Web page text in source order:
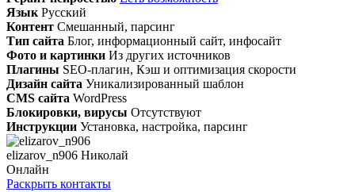
Язык Русский
Контент Смешанный, парсинг
Тип сайта Блог, информационный сайт, инфосайт
Фото и картинки Из других источников
Плагины SEO-плагин, Кэш и оптимизация скорости
Дизайн сайта Уникализированный шаблон
CMS сайта WordPress
Блокировки, вирусы Отсутствуют
Инструкции Установка, настройка, парсинг
elizarov_n906 Николай
Онлайн
Раскрыть контакты